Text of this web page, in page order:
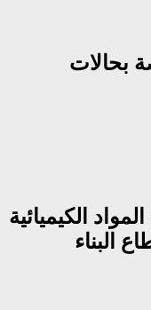
بحالات
الكيميائية
البناء